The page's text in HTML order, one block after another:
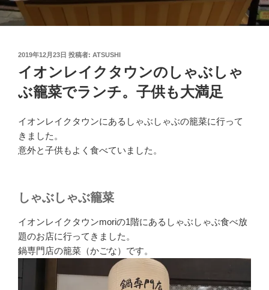
投
日:
2019年12月23日 投稿者: ATSUSHI
イオンレイクタウンのしゃぶしゃ
ぶ籠菜でランチ。子供も大満足
イオンレイクタウンにあるしゃぶしゃぶの籠菜に行って
きました。
意外と子供もよく食べていました。
しゃぶしゃぶ籠菜
イオンレイクタウンmoriの1階にあるしゃぶしゃぶ食べ放
題のお店に行ってきました。
鍋専門店の籠菜（かごな）です。